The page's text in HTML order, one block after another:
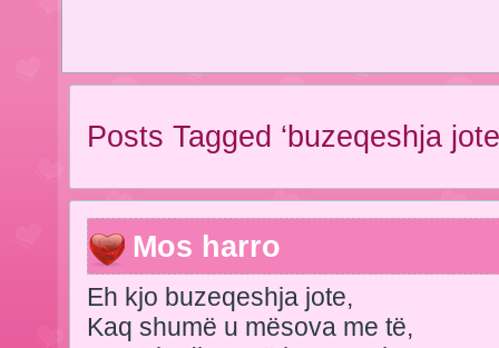
Posts Tagged ‘buzeqeshja
Mos harro
Eh kjo buzeqeshja jote,
Kaq shumë u mësova me të,